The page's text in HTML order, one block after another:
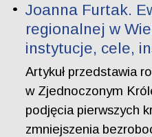
Joanna Furtak.
regionalnej w
instytucje, cele,
Artykuł przedstawia
w Zjednoczonym
podjęcia pierwszych
zmniejszenia